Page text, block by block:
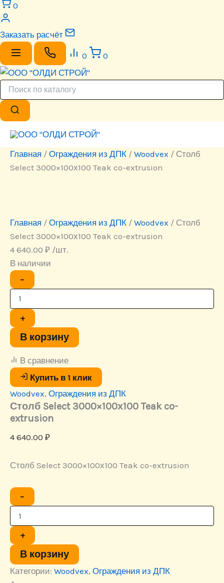
0
Заказать расчёт
0 0
Главная / Ограждения из ДПК / Woodvex / Столб
Select 3000×100х100 Teak co-extrusion
Главная / Ограждения из ДПК / Woodvex / Столб
Select 3000×100х100 Teak co-extrusion
4 640.00 ₽ /шт.
В наличии
−
Количество
товара
3000x100х100
Teak
co-
extrusion
+
В корзину
В сравнение
Купить в 1 клик
Woodvex, Ограждения из ДПК
Столб Select 3000×100х100 Teak co-
extrusion
4 640.00 ₽
Столб Select 3000×100х100 Teak co-extrusion
−
Количество
товара
3000x100х100
Teak
co-
extrusion
+
В корзину
Категории: Woodvex, Ограждения из ДПК